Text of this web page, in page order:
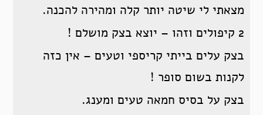
מצאתי לי שיטה יותר קלה ומהירה להכנה.
2 קיפולים וזהו – יוצא בצק מושלם !
בצק עלים בייתי קריספי וטעים – אין כזה
לקנות בשום סופר !
בצק על בסיס חמאה טעים ומענג.